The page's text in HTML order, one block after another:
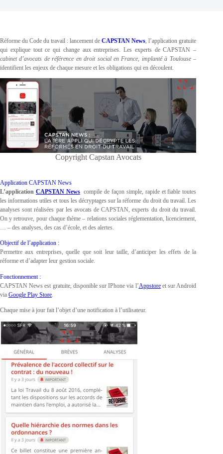
Réforme du Code du travail : lancement deCAPSTAN News, l’application gratuite
qui explique tout ce qui change aux entreprises. Les experts de CAPSTAN–
cabinet d’avocats de référence en droit social en France, implanté à Toulouse–
identifient les enjeux de chaque mesure et les obligations qui en découlent.
Copyright Capstan Avocats
Application CAPSTAN News
L’application CAPSTAN Newscompile de façon simple, rapide et fiable toutes
les informations utiles et tous les décryptages sur la réforme du droit du travail. Les
analyses sont réalisées par les avocats de CAPSTAN, experts du droit du travail.
On y retrouve, pour chaque thème – relations sociales réglementation, licenciement,
… – des analyses, des cas d’école, et des alertes.
Objectif de l’application :
Permettre aux entreprises, quelle que soit leur taille, d’anticiper les effets de la
réforme et d’adapter leur gestion sociale.
Fonctionnement :
CAPSTAN News est gratuite, disponible sur IPhone via l’Appstoreet sur Androïd
via Google Play Store
Chaque mise à jour fait l’objet d’une notification à l’utilisateur.